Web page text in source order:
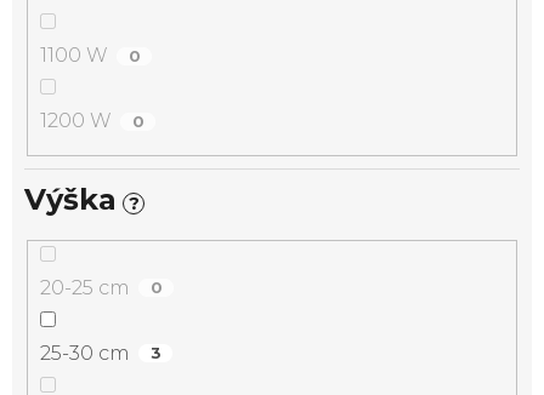
1100 W 0
1200 W 0
Výška ?
20-25 cm 0
25-30 cm 3